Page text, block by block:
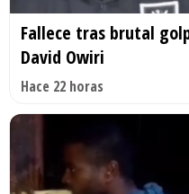
Fallece tras brutal
David Owiri
Hace 22 horas